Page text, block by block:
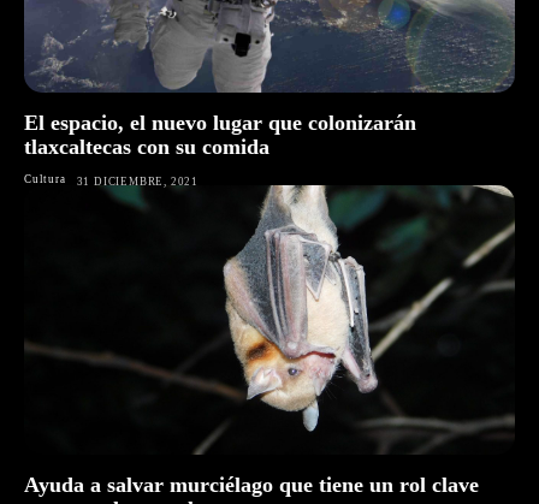
El espacio, el nuevo lugar que colonizarán
tlaxcaltecas con su comida
Cultura 31 DICIEMBRE, 2021
Ayuda a salvar murciélago que tiene un rol clave